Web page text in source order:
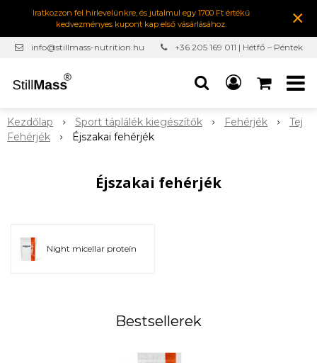
Iratkozzon fel hírlevelünkre, és jutalmul egy 1700 Ft értékű
kedvezményes kupont kap első vásárlásához.
×
info@stillmass-nutrition.hu
+36 205 169 011 | Hétfő – Péntek
Kezdőlap Sport táplálék kiegészítők Fehérjék
Tej
Fehérjék
Éjszakai fehérjék
Éjszakai fehérjék
Night micellar proteín
Bestsellerek